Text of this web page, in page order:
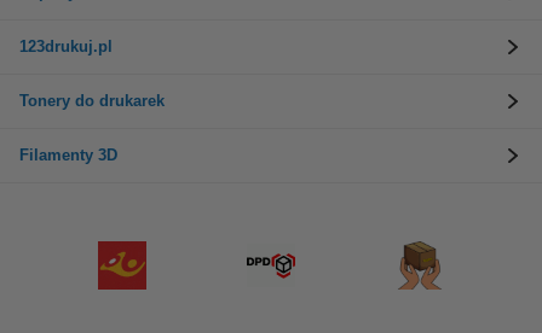
123drukuj.pl
Tonery do drukarek
Filamenty 3D